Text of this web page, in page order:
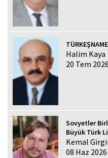
Halim Kaya
20 Tem 2026
Sovyetler
Büyük Türk
Kemal
08 Haz 2026